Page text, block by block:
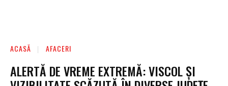
ACASĂ AFACERI
ALERTĂ DE VREME EXTREMĂ: VISCOL ȘI